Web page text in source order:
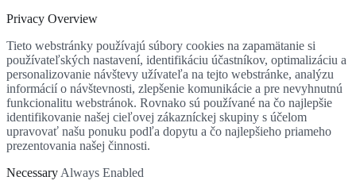
Privacy Overview
Tieto webstránky používajú súbory cookies na zapamätanie si
používateľských nastavení, identifikáciu účastníkov, optimalizáciu a
personalizovanie návštevy užívateľa na tejto webstránke, analýzu
informácií o návštevnosti, zlepšenie komunikácie a pre nevyhnutnú
funkcionalitu webstránok. Rovnako sú používané na čo najlepšie
identifikovanie našej cieľovej zákazníckej skupiny s účelom
upravovať našu ponuku podľa dopytu a čo najlepšieho priameho
prezentovania našej činnosti.
Necessary Always Enabled